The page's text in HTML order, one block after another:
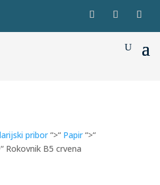
pribor“>“ Papir“>“
Rokovnik B5 crvena